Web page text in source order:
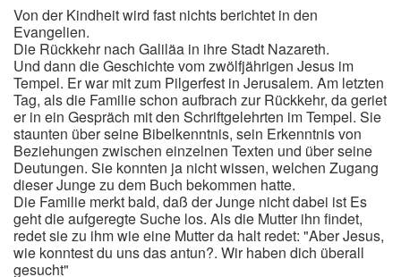
Von der Kindheit wird fast nichts berichtet in den
Evangelien.
Die Rückkehr nach Galiläa in ihre Stadt Nazareth.
Und dann die Geschichte vom zwölfjährigen Jesus im
Tempel. Er war mit zum Pilgerfest in Jerusalem. Am letzten
Tag, als die Familie schon aufbrach zur Rückkehr, da geriet
er in ein Gespräch mit den Schriftgelehrten im Tempel. Sie
staunten über seine Bibelkenntnis, sein Erkenntnis von
Beziehungen zwischen einzelnen Texten und über seine
Deutungen. Sie konnten ja nicht wissen, welchen Zugang
dieser Junge zu dem Buch bekommen hatte.
Die Familie merkt bald, daß der Junge nicht dabei ist Es
geht die aufgeregte Suche los. Als die Mutter ihn findet,
redet sie zu ihm wie eine Mutter da halt redet: "Aber Jesus,
wie konntest du uns das antun?. Wir haben dich überall
gesucht"